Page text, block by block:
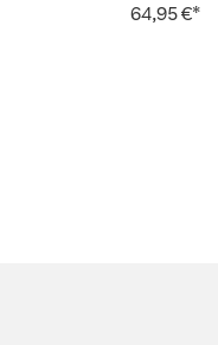
64,95 €*